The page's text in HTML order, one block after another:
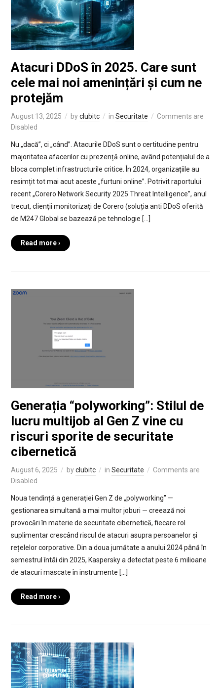
Atacuri DDoS în 2025. Care sunt
cele mai noi amenințări și cum ne
protejăm
August 13, 2025 byclubitc in Securitate
Comments are
Disabled
Nu „dacă”, ci „când”. Atacurile DDoS sunt o certitudine pentru
majoritatea afacerilor cu prezență online, având potențialul de a
bloca complet infrastructurile critice. În 2024, organizațiile au
resimțit tot mai acut aceste „furtuni online”. Potrivit raportului
recent „Corero Network Security 2025 Threat Intelligence”, anul
trecut, clienții monitorizați de Corero (soluția anti DDoS oferită
de M247 Global se bazează pe tehnologie […]
Read more ›
Generația “polyworking”: Stilul de
lucru multijob al Gen Z vine cu
riscuri sporite de securitate
cibernetică
August 6, 2025 byclubitc in Securitate
Comments are
Disabled
Noua tendință a generației Gen Z de „polyworking” —
gestionarea simultană a mai multor joburi — creează noi
provocări în materie de securitate cibernetică, fiecare rol
suplimentar crescând riscul de atacuri asupra persoanelor și
rețelelor corporative. Din a doua jumătate a anului 2024 până în
semestrul întâi din 2025, Kaspersky a detectat peste 6 milioane
de atacuri mascate în instrumente […]
Read more ›